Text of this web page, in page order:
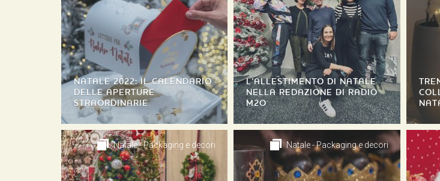
NATALE 2022: IL CALENDARIO
DELLE APERTURE
STRAORDINARIE
L’ALLESTIMENTO DI NATALE
NELLA REDAZIONE DI RADIO
M2O
Natale - Packaging e decori Natale - Packaging e decori